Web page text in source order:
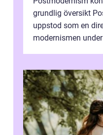
grundlig översikt
uppstod som en
modernismen